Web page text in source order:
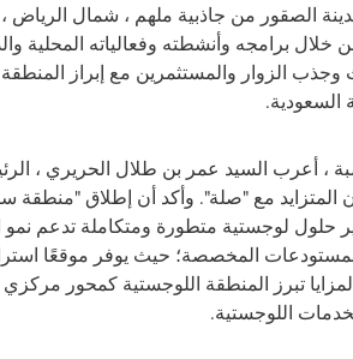
الصقور من جاذبية ملهم ، شمال الرياض ،
خلال برامجه وأنشطته وفعالياته المحلية
الزوار والمستثمرين مع إبراز
السعودية.
، أعرب السيد عمر بن طلال الحريري ،
المتزايد مع "صلة". وأكد أن إطلاق
حلول لوجستية متطورة ومتكاملة تدعم نمو
المخصصة؛ حيث يوفر موقعًا
تبرز المنطقة اللوجستية كمحور
اللوجستية.